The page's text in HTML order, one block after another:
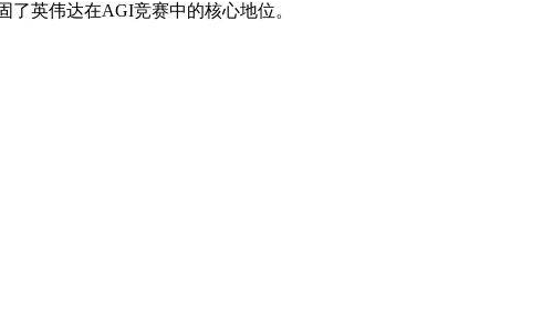
了英伟达在AGI竞赛中的核心地位。